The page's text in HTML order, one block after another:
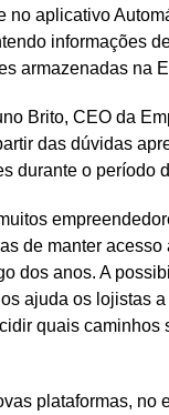
no aplicativo
informações
armazenadas na
Brito, CEO da
das dúvidas
durante o período
de manter acesso
dos anos. A
ajuda os lojistas
quais caminhos
plataformas, no